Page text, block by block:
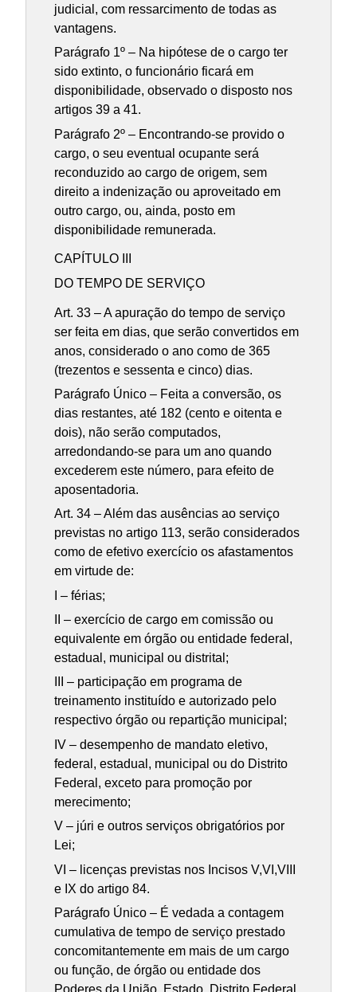
judicial, com ressarcimento de todas as
vantagens.
Parágrafo 1º – Na hipótese de o cargo ter
sido extinto, o funcionário ficará em
disponibilidade, observado o disposto nos
artigos 39 a 41.
Parágrafo 2º – Encontrando-se provido o
cargo, o seu eventual ocupante será
reconduzido ao cargo de origem, sem
direito a indenização ou aproveitado em
outro cargo, ou, ainda, posto em
disponibilidade remunerada.
CAPÍTULO III
DO TEMPO DE SERVIÇO
Art. 33 – A apuração do tempo de serviço
ser feita em dias, que serão convertidos em
anos, considerado o ano como de 365
(trezentos e sessenta e cinco) dias.
Parágrafo Único – Feita a conversão, os
dias restantes, até 182 (cento e oitenta e
dois), não serão computados,
arredondando-se para um ano quando
excederem este número, para efeito de
aposentadoria.
Art. 34 – Além das ausências ao serviço
previstas no artigo 113, serão considerados
como de efetivo exercício os afastamentos
em virtude de:
I – férias;
II – exercício de cargo em comissão ou
equivalente em órgão ou entidade federal,
estadual, municipal ou distrital;
III – participação em programa de
treinamento instituído e autorizado pelo
respectivo órgão ou repartição municipal;
IV – desempenho de mandato eletivo,
federal, estadual, municipal ou do Distrito
Federal, exceto para promoção por
merecimento;
V – júri e outros serviços obrigatórios por
Lei;
VI – licenças previstas nos Incisos V,VI,VIII
e IX do artigo 84.
Parágrafo Único – É vedada a contagem
cumulativa de tempo de serviço prestado
concomitantemente em mais de um cargo
ou função, de órgão ou entidade dos
Poderes da União, Estado, Distrito Federal,